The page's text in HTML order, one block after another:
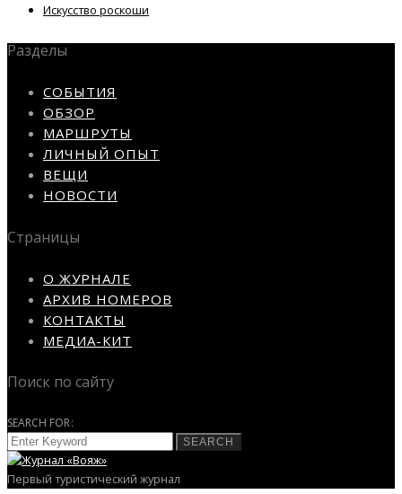
Искусство роскоши
Разделы
СОБЫТИЯ
ОБЗОР
МАРШРУТЫ
ЛИЧНЫЙ ОПЫТ
ВЕЩИ
НОВОСТИ
Страницы
О ЖУРНАЛЕ
АРХИВ НОМЕРОВ
КОНТАКТЫ
МЕДИА-КИТ
Поиск по сайту
SEARCH FOR:
SEARCH
Первый туристический журнал